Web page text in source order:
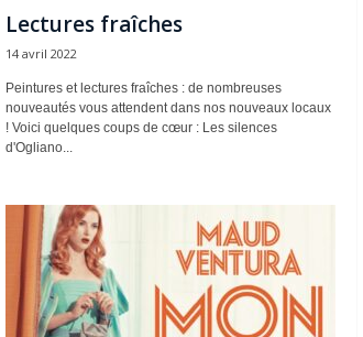
Lectures fraîches
14 avril 2022
Peintures et lectures fraîches : de nombreuses
nouveautés vous attendent dans nos nouveaux locaux
! Voici quelques coups de cœur : Les silences
d'Ogliano...